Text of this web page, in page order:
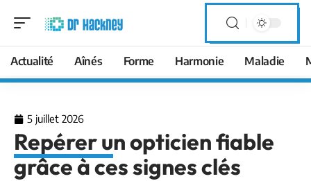
Actualité Aînés Forme Harmonie Maladie
5 juillet 2026
Repérer un opticien fiable
grâce à ces signes clés